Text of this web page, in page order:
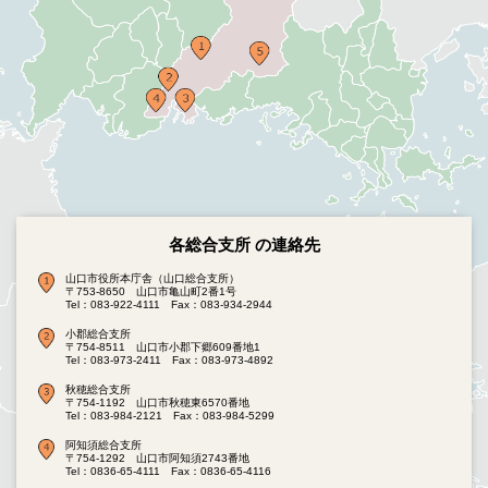
各総合支所 の連絡先
山口市役所本庁舎（山口総合支所）
〒753-8650 山口市亀山町2番1号
Tel：083-922-4111
Fax：083-934-2944
小郡総合支所
〒754-8511 山口市小郡下郷609番地1
Tel：083-973-2411
Fax：083-973-4892
秋穂総合支所
〒754-1192 山口市秋穂東6570番地
Tel：083-984-2121
Fax：083-984-5299
阿知須総合支所
〒754-1292 山口市阿知須2743番地
Tel：0836-65-4111
Fax：0836-65-4116